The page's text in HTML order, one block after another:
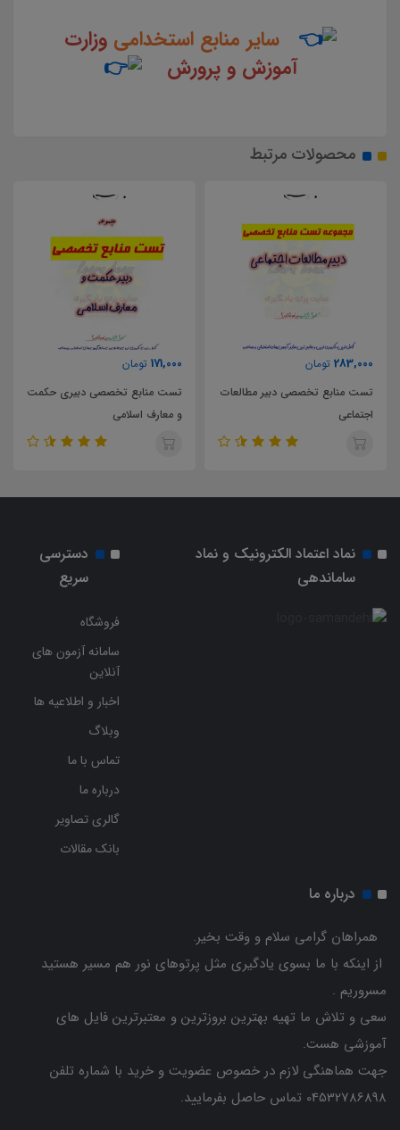
سایر منابع استخدامیوزارت
آموزش و پرورش
محصولات مرتبط
283,000 تومان
تست منابع تخصصی دبیر مطالعات
اجتماعی
171,000 تومان
تست منابع تخصصی دبیری حکمت
و معارف اسلامی
نماد اعتماد الکترونیک و نماد
ساماندهی
دسترسی
سریع
فروشگاه
سامانه آزمون های
آنلاین
اخبار و اطلاعیه ها
وبلاگ
تماس با ما
درباره ما
گالری تصاویر
بانک مقالات
درباره ما
همراهان گرامی سلام و وقت بخیر.
از اینکه با ما بسوی یادگیری مثل پرتوهای نور هم مسیر هستید
مسروریم .
سعی و تلاش ما تهیه بهترین بروزترین و معتبرترین فایل های
آموزشی هست.
جهت هماهنگی لازم در خصوص عضویت و خرید با شماره تلفن
04532786898 تماس حاصل بفرمایید.